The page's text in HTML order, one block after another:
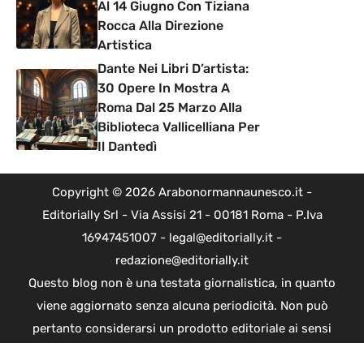
Al 14 Giugno Con Tiziana
Rocca Alla Direzione
Artistica
Dante Nei Libri D’artista:
30 Opere In Mostra A
Roma Dal 25 Marzo Alla
Biblioteca Vallicelliana Per
Il Dantedì
Copyright © 2026 Arabonormannaunesco.it -
Editorially Srl - Via Assisi 21 - 00181 Roma - P.Iva
16947451007 - legal@editorially.it -
redazione@editorially.it
Questo blog non è una testata giornalistica, in quanto
viene aggiornato senza alcuna periodicità. Non può
pertanto considerarsi un prodotto editoriale ai sensi